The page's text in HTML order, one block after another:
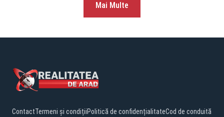
Mai Multe
ContactTermeni și condițiiPolitică de confidențialitateCod de conduită